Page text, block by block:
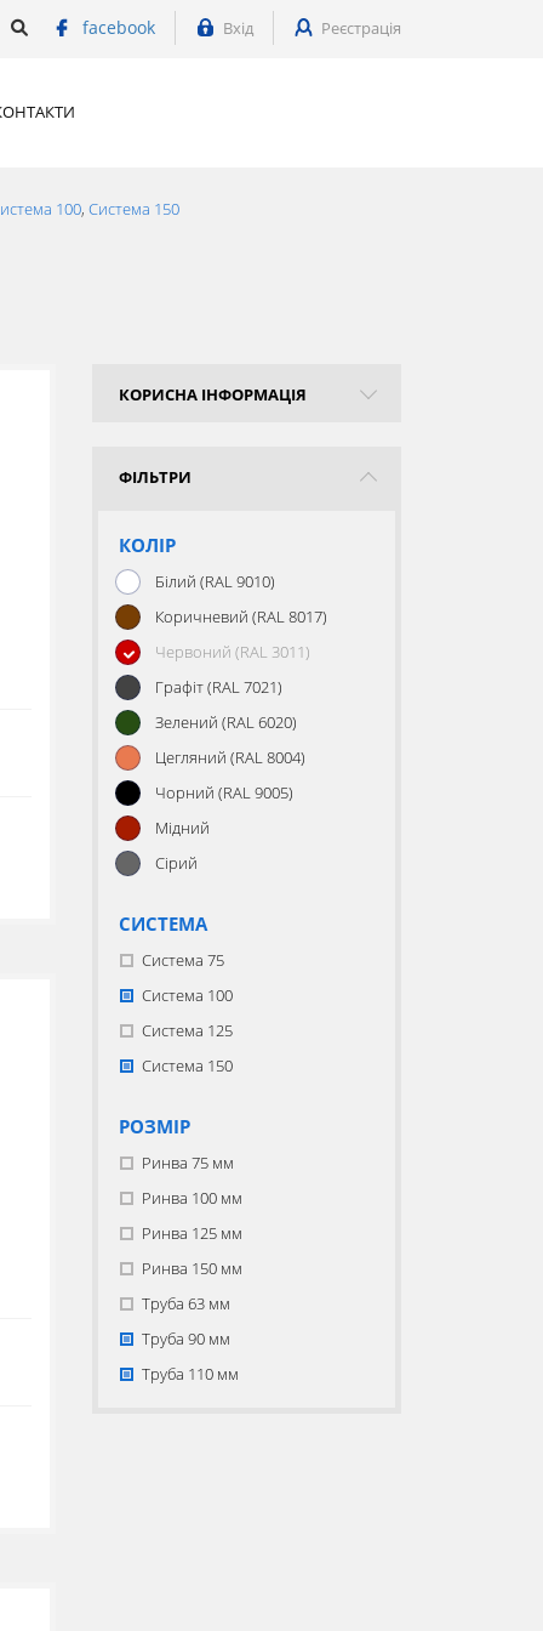
facebook Вхід Реєстрація
100, Система 150
КОРИСНА ІНФОРМАЦІЯ
ФІЛЬТРИ
КОЛІР
Білий (RAL 9010)
Коричневий (RAL 8017)
Червоний (RAL 3011)
Графіт (RAL 7021)
Зелений (RAL 6020)
Цегляний (RAL 8004)
Чорний (RAL 9005)
Мідний
Сірий
СИСТЕМА
Система 75
Система 100
Система 125
Система 150
РОЗМІР
Ринва 75 мм
Ринва 100 мм
Ринва 125 мм
Ринва 150 мм
Труба 63 мм
Труба 90 мм
Труба 110 мм